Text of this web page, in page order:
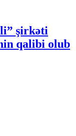
şirkəti
qalibi olub